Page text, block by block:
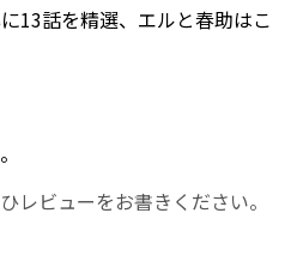
13話を精選、エルと春助はこ
レビューをお書きください。